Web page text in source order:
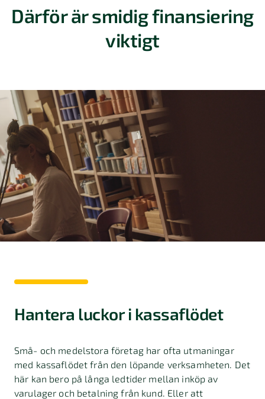
Därför är smidig finansiering
viktigt
Hantera luckor i kassaflödet
Små- och medelstora företag har ofta utmaningar
med kassaflödet från den löpande verksamheten. Det
här kan bero på långa ledtider mellan inköp av
varulager och betalning från kund. Eller att